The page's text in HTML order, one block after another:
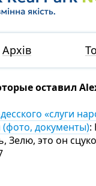
Архів
оставил
«слуги
(фото, документы):
Зелю, это он